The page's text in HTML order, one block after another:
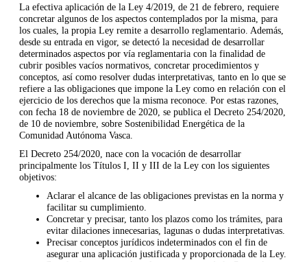
La efectiva aplicación de la Ley 4/2019, de 21 de febrero, requiere
concretar algunos de los aspectos contemplados por la misma, para
los cuales, la propia Ley remite a desarrollo reglamentario. Además,
desde su entrada en vigor, se detectó la necesidad de desarrollar
determinados aspectos por vía reglamentaria con la finalidad de
cubrir posibles vacíos normativos, concretar procedimientos y
conceptos, así como resolver dudas interpretativas, tanto en lo que se
refiere a las obligaciones que impone la Ley como en relación con el
ejercicio de los derechos que la misma reconoce. Por estas razones,
con fecha 18 de noviembre de 2020, se publica el Decreto 254/2020,
de 10 de noviembre, sobre Sostenibilidad Energética de la
Comunidad Autónoma Vasca.
El Decreto 254/2020, nace con la vocación de desarrollar
principalmente los Títulos I, II y III de la Ley con los siguientes
objetivos:
Aclarar el alcance de las obligaciones previstas en la norma y
facilitar su cumplimiento.
Concretar y precisar, tanto los plazos como los trámites, para
evitar dilaciones innecesarias, lagunas o dudas interpretativas.
Precisar conceptos jurídicos indeterminados con el fin de
asegurar una aplicación justificada y proporcionada de la Ley.